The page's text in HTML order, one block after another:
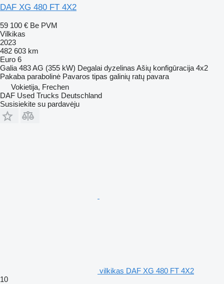
DAF XG 480 FT 4X2
59 100 € Be PVM
Vilkikas
2023
482 603 km
Euro 6
Galia 483 AG (355 kW) Degalai dyzelinas Ašių konfigūracija 4x2
Pakaba parabolinė Pavaros tipas galinių ratų pavara
Vokietija, Frechen
DAF Used Trucks Deutschland
Susisiekite su pardavėju
vilkikas DAF XG 480 FT 4X2
10